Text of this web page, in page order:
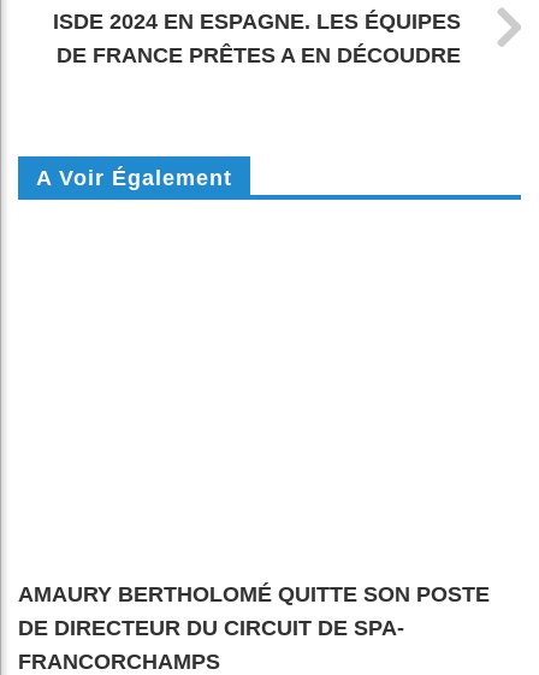
ISDE 2024 EN ESPAGNE. LES ÉQUIPES
DE FRANCE PRÊTES A EN DÉCOUDRE
A Voir Également
AMAURY BERTHOLOMÉ QUITTE SON POSTE
DE DIRECTEUR DU CIRCUIT DE SPA-
FRANCORCHAMPS